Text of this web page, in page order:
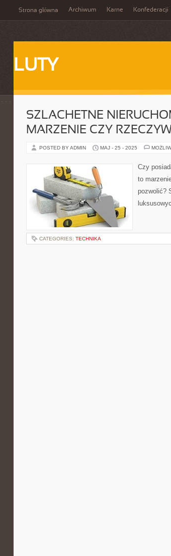
Strona główna Archiwum Karne Konfederacji
LUTY
SZLACHETNE
MARZENIE CZY
POSTED BY ADMIN MAJ - 25 - 2025
Czy
to
pozwolić?
CATEGORIES: TECHNIKA